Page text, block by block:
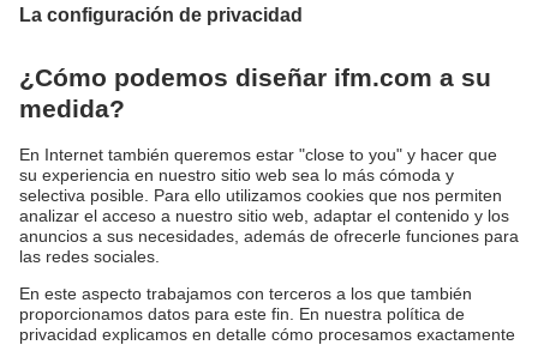
La pantalla ecomatDisplay de 4,3"
establece nuevos estándares
Pantalla de alto brillo para una mejor legibilidad
incluso a plena luz del día